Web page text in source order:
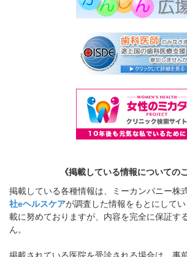
《掲載している情報についての
掲載している各種情報は、ミーカンパニー株
社eヘルスケアが調査した情報をもとにして
載に努めておりますが、内容を完全に保証す
ん。